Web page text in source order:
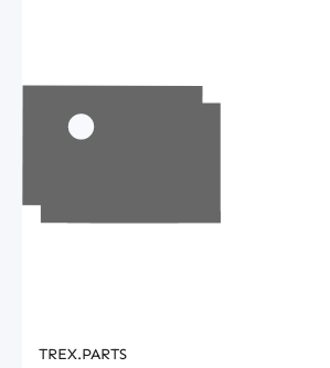
TREX.PARTS